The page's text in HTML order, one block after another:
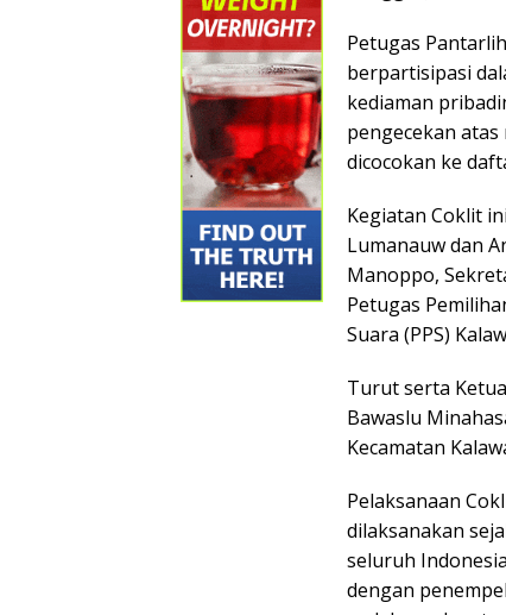
Petugas
berpartisipasi
kediaman
pengecekan
dicocokan ke
Kegiatan Coklit
Lumanauw dan
Manoppo,
Petugas
Suara (PPS)
Turut serta
Bawaslu
Kecamatan
Pelaksanaan
dilaksanakan
seluruh
dengan